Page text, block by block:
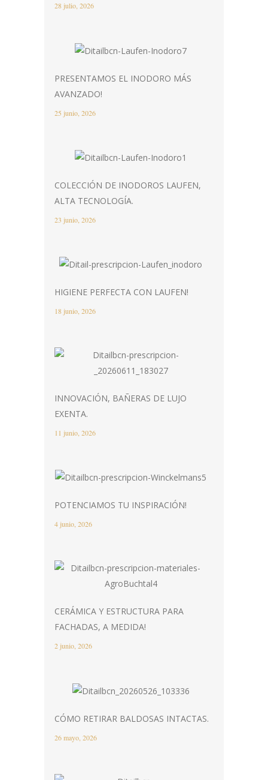
28 julio, 2026
PRESENTAMOS EL INODORO MÁS
AVANZADO!
25 junio, 2026
COLECCIÓN DE INODOROS LAUFEN,
ALTA TECNOLOGÍA.
23 junio, 2026
HIGIENE PERFECTA CON LAUFEN!
18 junio, 2026
INNOVACIÓN, BAÑERAS DE LUJO
EXENTA.
11 junio, 2026
POTENCIAMOS TU INSPIRACIÓN!
4 junio, 2026
CERÁMICA Y ESTRUCTURA PARA
FACHADAS, A MEDIDA!
2 junio, 2026
CÓMO RETIRAR BALDOSAS INTACTAS.
26 mayo, 2026